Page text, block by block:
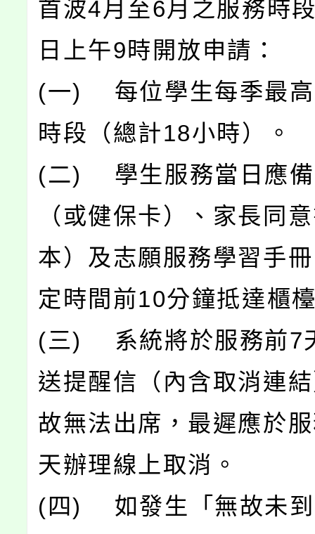
首波4月至6月之服務時
日上午9時開放申請：
(一) 每位學生每季最高
時段（總計18小時）。
(二) 學生服務當日應備
（或健保卡）、家長同
本）及志願服務學習手
定時間前10分鐘抵達櫃
(三) 系統將於服務前7
送提醒信（內含取消連
故無法出席，最遲應於
天辦理線上取消。
(四) 如發生「無故未到